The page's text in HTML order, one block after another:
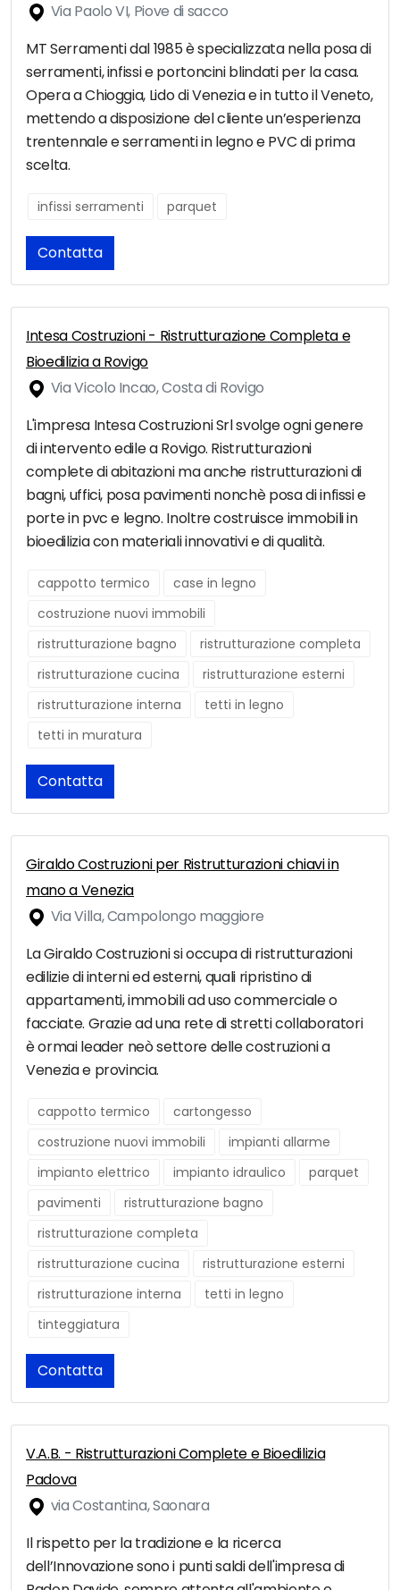
Via Paolo VI, Piove di sacco
MT Serramenti dal 1985 è specializzata nella posa di
serramenti, infissi e portoncini blindati per la casa.
Opera a Chioggia, Lido di Venezia e in tutto il Veneto,
mettendo a disposizione del cliente un’esperienza
trentennale e serramenti in legno e PVC di prima
scelta.
infissi serramenti parquet
Contatta
Intesa Costruzioni - Ristrutturazione Completa e
Bioedilizia a Rovigo
Via Vicolo Incao, Costa di Rovigo
L'impresa Intesa Costruzioni Srl svolge ogni genere
di intervento edile a Rovigo. Ristrutturazioni
complete di abitazioni ma anche ristrutturazioni di
bagni, uffici, posa pavimenti nonchè posa di infissi e
porte in pvc e legno. Inoltre costruisce immobili in
bioedilizia con materiali innovativi e di qualità.
cappotto termico
case in legno
costruzione nuovi immobili
ristrutturazione bagno
ristrutturazione completa
ristrutturazione cucina
ristrutturazione esterni
ristrutturazione interna
tetti in legno
tetti in muratura
Contatta
Giraldo Costruzioni per Ristrutturazioni chiavi in
mano a Venezia
Via Villa, Campolongo maggiore
La Giraldo Costruzioni si occupa di ristrutturazioni
edilizie di interni ed esterni, quali ripristino di
appartamenti, immobili ad uso commerciale o
facciate. Grazie ad una rete di stretti collaboratori
è ormai leader neò settore delle costruzioni a
Venezia e provincia.
cappotto termico
cartongesso
costruzione nuovi immobili
impianti allarme
impianto elettrico
impianto idraulico
parquet
pavimenti
ristrutturazione bagno
ristrutturazione completa
ristrutturazione cucina
ristrutturazione esterni
ristrutturazione interna
tetti in legno
tinteggiatura
Contatta
V.A.B. - Ristrutturazioni Complete e Bioedilizia
Padova
via Costantina, Saonara
Il rispetto per la tradizione e la ricerca
dell’Innovazione sono i punti saldi dell'impresa di